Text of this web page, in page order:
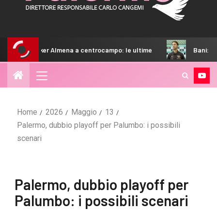
a centrocampo: le ultime Bani: “Non ci siamo mai
Home 2026 Maggio
13
Palermo, dubbio playoff per Palumbo: i possibili
scenari
Palermo, dubbio playoff per
Palumbo: i possibili scenari